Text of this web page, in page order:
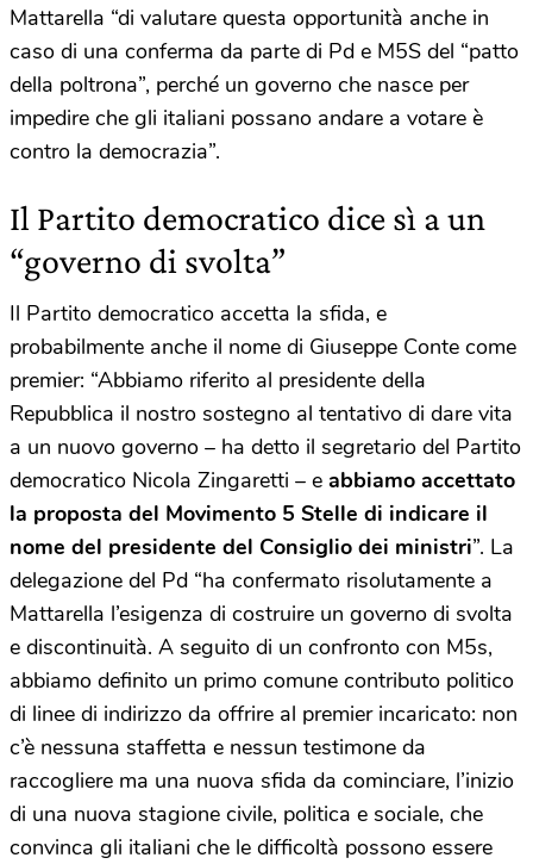
Mattarella “di valutare questa opportunità anche in
caso di una conferma da parte di Pd e M5S del “patto
della poltrona”, perché un governo che nasce per
impedire che gli italiani possano andare a votare è
contro la democrazia”.
Il Partito democratico dice sì a un
“governo di svolta”
Il Partito democratico accetta la sfida, e
probabilmente anche il nome di Giuseppe Conte come
premier: “Abbiamo riferito al presidente della
Repubblica il nostro sostegno al tentativo di dare vita
a un nuovo governo – ha detto il segretario del Partito
democratico Nicola Zingaretti – e abbiamo accettato
la proposta del Movimento 5 Stelle di indicare il
nome del presidente del Consiglio dei ministri”. La
delegazione del Pd “ha confermato risolutamente a
Mattarella l’esigenza di costruire un governo di svolta
e discontinuità. A seguito di un confronto con M5s,
abbiamo definito un primo comune contributo politico
di linee di indirizzo da offrire al premier incaricato: non
c’è nessuna staffetta e nessun testimone da
raccogliere ma una nuova sfida da cominciare, l’inizio
di una nuova stagione civile, politica e sociale, che
convinca gli italiani che le difficoltà possono essere